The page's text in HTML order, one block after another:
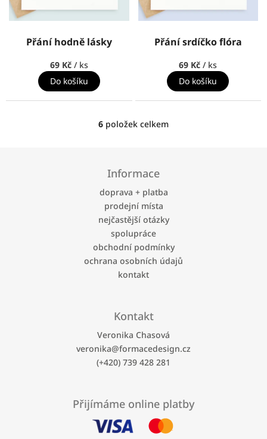
Přání hodně lásky
69 Kč / ks
Do košíku
Přání srdíčko flóra
69 Kč/ ks
Do košíku
O
d
c
í
p
r
v
k
y
v
i
s
u
6 položek celkem
Informace
doprava + platba
prodejní místa
nejčastější otázky
spolupráce
obchodní podmínky
ochrana osobních údajů
kontakt
Kontakt
Veronika Chasová
veronika@formacedesign.cz
(+420) 739 428 281
Přijímáme online platby